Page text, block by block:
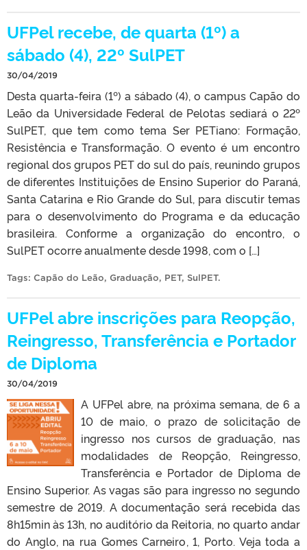
UFPel recebe, de quarta (1º) a
sábado (4), 22º SulPET
30/04/2019
Desta quarta-feira (1º) a sábado (4), o campus Capão do
Leão da Universidade Federal de Pelotas sediará o 22º
SulPET, que tem como tema Ser PETiano: Formação,
Resistência e Transformação. O evento é um encontro
regional dos grupos PET do sul do país, reunindo grupos
de diferentes Instituições de Ensino Superior do Paraná,
Santa Catarina e Rio Grande do Sul, para discutir temas
para o desenvolvimento do Programa e da educação
brasileira. Conforme a organização do encontro, o
SulPET ocorre anualmente desde 1998, com o […]
Tags: Capão do Leão, Graduação, PET, SulPET.
UFPel abre inscrições para Reopção,
Reingresso, Transferência e Portador
de Diploma
30/04/2019
A UFPel abre, na próxima semana, de 6 a
10 de maio, o prazo de solicitação de
ingresso nos cursos de graduação, nas
modalidades de Reopção, Reingresso,
Transferência e Portador de Diploma de
Ensino Superior. As vagas são para ingresso no segundo
semestre de 2019. A documentação será recebida das
8h15min às 13h, no auditório da Reitoria, no quarto andar
do Anglo, na rua Gomes Carneiro, 1, Porto. Veja toda a